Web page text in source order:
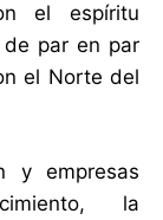
el espíritu
par en par
el Norte del
y empresas
la